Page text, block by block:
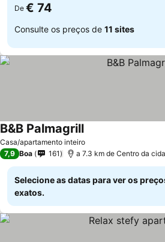
De € 74
Consulte os preços de 11 sites
Casa/apartamento inteiro
B&B Palmagrill
7,9 Boa 161 a 7.3 km de Centro da
Selecione as datas para ver os
exatos.